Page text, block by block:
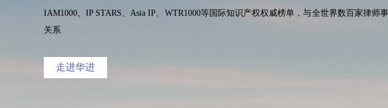
IAM1000、IP STARS、Asia IP、WTR1000等国际知识产权权威榜单，与全世界数百家律师
关系
走进华进